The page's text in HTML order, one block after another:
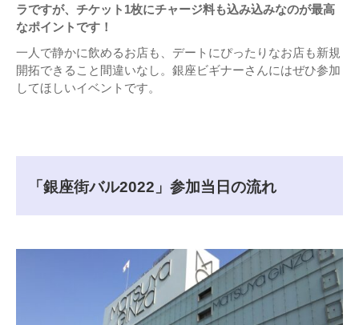
ラですが、チケット1枚にチャージ料も込み込みなのが最高
なポイントです！
一人で静かに飲めるお店も、デートにぴったりなお店も新規
開拓できること間違いなし。銀座ビギナーさんにはぜひ参加
してほしいイベントです。
「銀座街バル2022」参加当日の流れ